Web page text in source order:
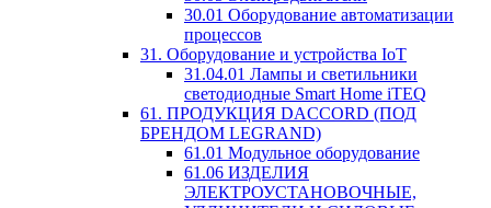
30.01 Оборудование автоматизации
процессов
31. Оборудование и устройства IoT
31.04.01 Лампы и светильники
светодиодные Smart Home iTEQ
61. ПРОДУКЦИЯ DACCORD (ПОД
БРЕНДОМ LEGRAND)
61.01 Модульное оборудование
61.06 ИЗДЕЛИЯ
ЭЛЕКТРОУСТАНОВОЧНЫЕ,